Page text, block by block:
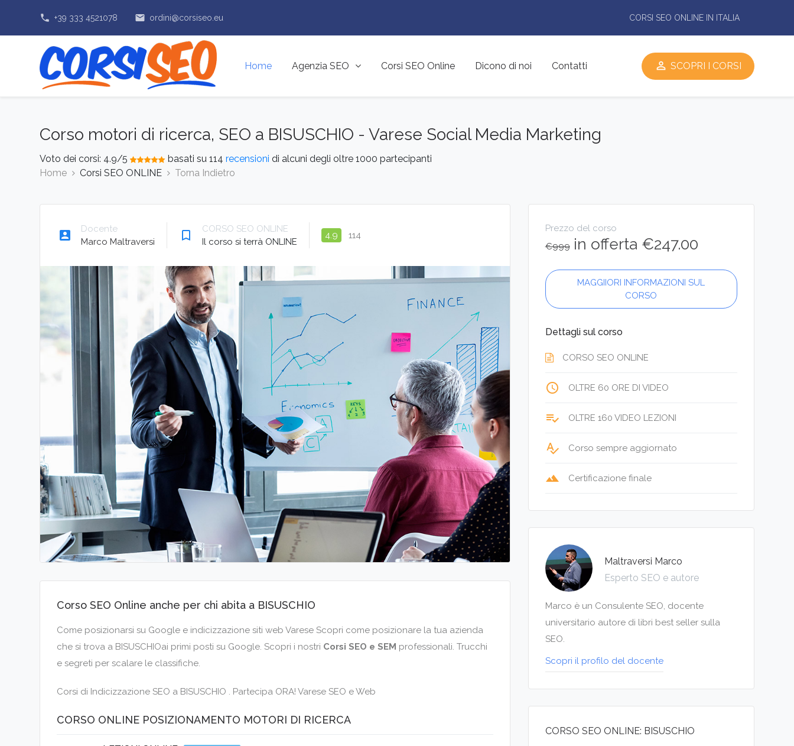
phone +39 333 4521078 email ordini@corsiseo.eu CORSI SEO ONLINE IN ITALIA
Home Agenzia SEO Corsi SEO Online Dicono di noi Contatti perm_identity SCOPRI I CORSI
Corso motori di ricerca, SEO a BISUSCHIO - Varese Social Media Marketing
Voto dei corsi: 4.9/5 basati su 114 recensioni di alcuni degli oltre 1000 partecipanti
Home
Corsi SEO ONLINE Torna Indietro
account_box
Docente
Marco Maltraversi
bookmark_border
CORSO SEO ONLINE
Il corso si terrà ONLINE
4.9 114
Corso SEO Online anche per chi abita a BISUSCHIO
Come posizionarsi su Google e indicizzazione siti web Varese Scopri come posizionare la tua azienda
che si trova a BISUSCHIOai primi posti su Google. Scopri i nostri Corsi SEO e SEM professionali. Trucchi
e segreti per scalare le classifiche.
Corsi di Indicizzazione SEO a BISUSCHIO . Partecipa ORA! Varese SEO e Web
CORSO ONLINE POSIZIONAMENTO MOTORI DI RICERCA
Prezzo del corso
€999 in offerta €247.00
MAGGIIORI INFORMAZIONI SUL
CORSO
Dettagli sul corso
CORSO SEO ONLINE
access_time OLTRE 60 ORE DI VIDEO
playlist_add_check OLTRE 160 VIDEO LEZIONI
spellcheck Corso sempre aggiornato
terrain Certificazione finale
Maltraversi Marco
Esperto SEO e autore
Marco è un Consulente SEO, docente
universitario autore di libri best seller sulla
SEO.
Scopri il profilo del docente
CORSO SEO ONLINE: BISUSCHIO